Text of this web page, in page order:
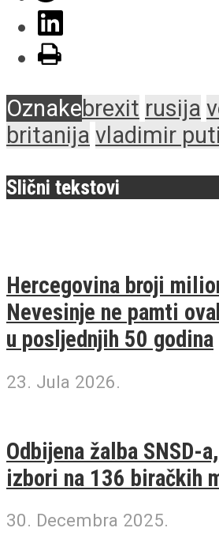
Oznakebrexit rusija
britanija vladimir
Slični tekstovi
Hercegovina broji
Nevesinje ne pamti
u posljednjih 50 godina
23. Jula 2026.
Odbijena žalba SNSD-
izbori na 136 biračkih
30. Decembra 2025.